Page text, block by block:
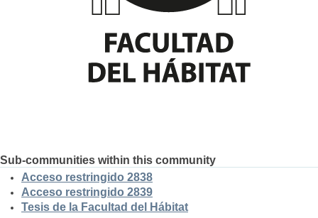
Sub-communities within this community
Acceso restringido 2838
Acceso restringido 2839
Tesis de la Facultad del Hábitat